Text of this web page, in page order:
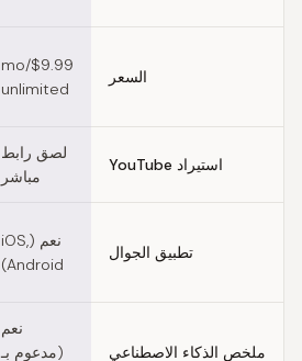
السعر
$9.99/mo
unlimited
استيراد YouTube
لصق رابط
مباشر
تطبيق الجوال
نعم (iOS,
Android)
ملخص الذكاء الاصطناعي
نعم
(مدعوم بـ